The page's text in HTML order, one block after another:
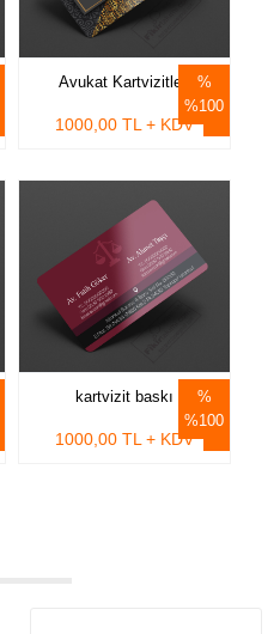
%100
Avukat Kartvizitleri
1000,00 TL + KDV
%100
kartvizit baskı
1000,00 TL + KDV